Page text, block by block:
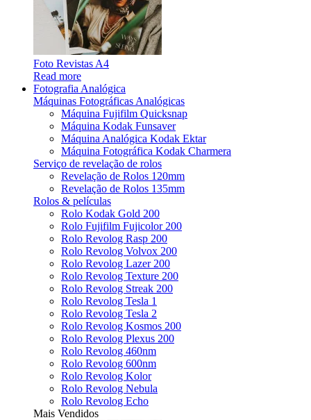
Foto Revistas A4
Read more
Fotografia Analógica
Máquinas Fotográficas Analógicas
Máquina Fujifilm Quicksnap
Máquina Kodak Funsaver
Máquina Analógica Kodak Ektar
Máquina Fotográfica Kodak Charmera
Serviço de revelação de rolos
Revelação de Rolos 120mm
Revelação de Rolos 135mm
Rolos & películas
Rolo Kodak Gold 200
Rolo Fujifilm Fujicolor 200
Rolo Revolog Rasp 200
Rolo Revolog Volvox 200
Rolo Revolog Lazer 200
Rolo Revolog Texture 200
Rolo Revolog Streak 200
Rolo Revolog Tesla 1
Rolo Revolog Tesla 2
Rolo Revolog Kosmos 200
Rolo Revolog Plexus 200
Rolo Revolog 460nm
Rolo Revolog 600nm
Rolo Revolog Kolor
Rolo Revolog Nebula
Rolo Revolog Echo
Mais Vendidos